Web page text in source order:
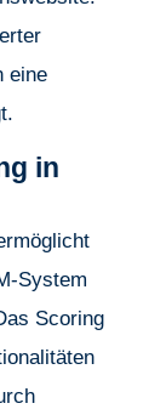
eine
in
System
Scoring